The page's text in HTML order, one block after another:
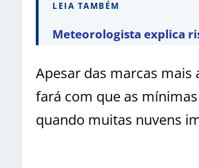
LEIA TAMBÉM
Meteorologista explica
Apesar das marcas
fará com que as
quando muitas nuvens